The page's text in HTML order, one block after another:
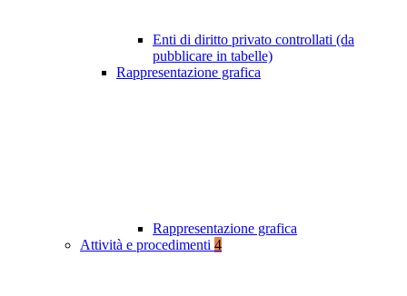
Enti di diritto privato controllati (da
pubblicare in tabelle)
Rappresentazione grafica
Rappresentazione grafica
Attività e procedimenti 4